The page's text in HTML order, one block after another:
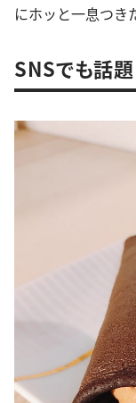
にホッと一息つき
SNSでも話題